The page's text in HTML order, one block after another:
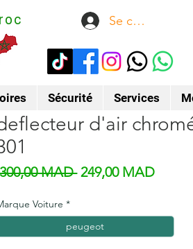
Se connecter
Sécurité Services
d'air
MAD Prix original
249,00 MADPrix
Voiture *
peugeot